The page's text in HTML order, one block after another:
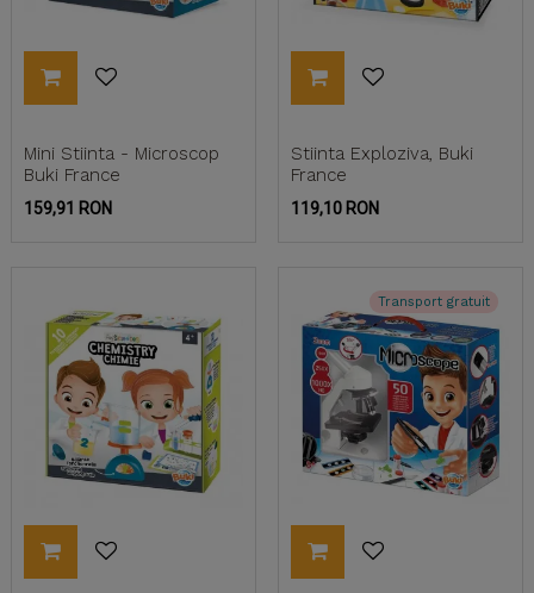
Mini Stiinta - Microscop
Buki France
Pret
159,91 RON
Stiinta Exploziva, Buki
France
Pret
119,10 RON
Transport gratuit